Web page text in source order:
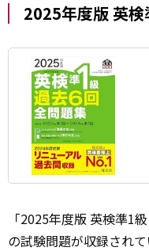
2025年度版 英
「2025年度版 英検準1
の試験問題が収録され